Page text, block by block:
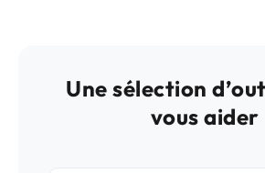
Une sélection
vous aider